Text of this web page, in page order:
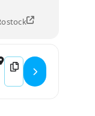
an Hans
Destination Address